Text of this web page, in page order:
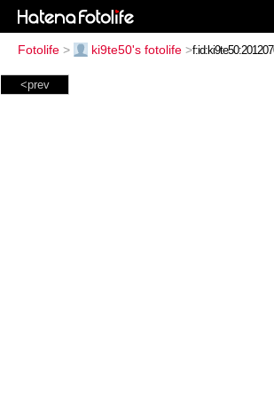
Fotolife > ki9te50's fotolife >
<prev